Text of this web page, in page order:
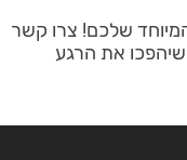
שלכם! צרו קשר
שיהפכו את הרגע